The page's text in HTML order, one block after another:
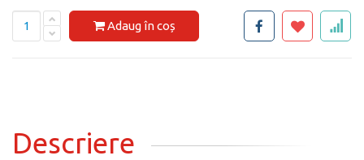
Adaug în coș
Descriere